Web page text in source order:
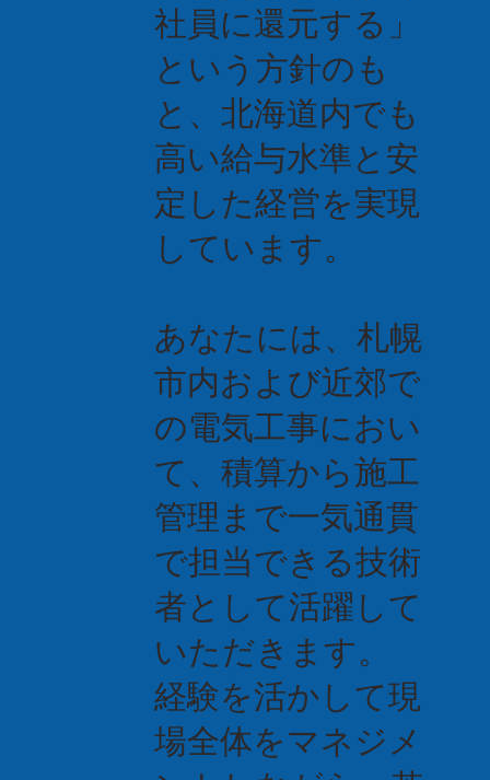
社員に還元する」
という方針のも
と、北海道内でも
高い給与水準と安
定した経営を実現
しています。
あなたには、札幌
市内および近郊で
の電気工事におい
て、積算から施工
管理まで一気通貫
で担当できる技術
者として活躍して
いただきます。
経験を活かして現
場全体をマネジメ